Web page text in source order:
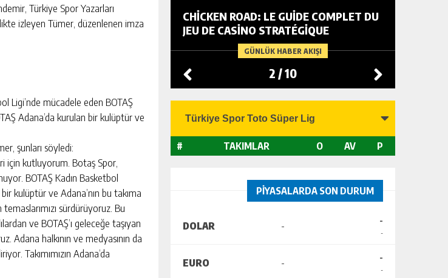
Türkiye Spor Yazarları
izleyen Tümer, düzenlenen imza
Ligi’nde mücadele eden BOTAŞ
Adana’da kurulan bir kulüptür ve
şunları söyledi:
için kutluyorum. Botaş Spor,
BOTAŞ Kadın Basketbol
kulüptür ve Adana’nın bu takıma
sürdürüyoruz. Bu
ve BOTAŞ’ı geleceğe taşıyan
Adana halkının ve medyasının da
Takımımızın Adana’da
ROAD: LE MANUEL COMPLET
DE CASINO TACTIQUE
GÜNLÜK HABER AKIŞI
CHICKEN ROAD: LE GUIDE COMPLET DU
JEU DE CASINO STRATÉGIQUE
2 /10
# TAKIMLAR O AV P
PİYASALARDA SON DURUM
DOLAR - -
-
EURO - -
-